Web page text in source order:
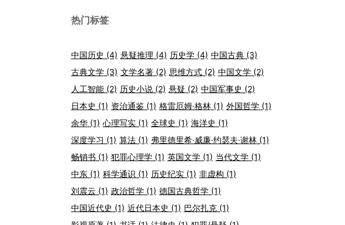
热门标签
中国历史 (4) 悬疑推理 (4) 历史学(4) 中国古典(3)
古典文学(3) 文学名著(2) 思维方式(2) 中国文学(2)
人工智能(2) 历史小说(2) 悬疑 (2) 中国军事史 (2)
日本史 (1) 资治通鉴(1) 格雷厄姆·格林(1) 外国哲学(1)
余华(1) 心理写实(1) 全球史 (1) 海洋史 (1)
深度学习 (1) 算法(1) 弗里德里希·威廉·约瑟夫·谢林(1)
畅销书 (1) 犯罪心理学(1) 英国文学(1) 当代文学(1)
中东(1) 科学通识 (1) 历史纪实(1) 非虚构 (1)
刘震云 (1) 政治哲学(1) 德国古典哲学(1)
中国近代史 (1) 近代日本史 (1) 巴尔扎克(1)